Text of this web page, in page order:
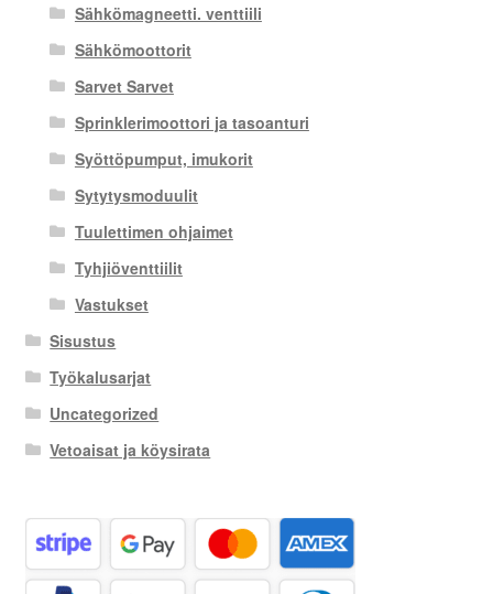
Sähkömagneetti. venttiili
Sähkömoottorit
Sarvet Sarvet
Sprinklerimoottori ja tasoanturi
Syöttöpumput, imukorit
Sytytysmoduulit
Tuulettimen ohjaimet
Tyhjiöventtiilit
Vastukset
Sisustus
Työkalusarjat
Uncategorized
Vetoaisat ja köysirata